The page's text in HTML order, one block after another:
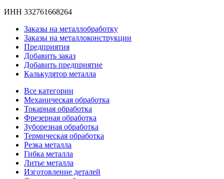
ИНН 332761668264
Заказы на металлобработку
Заказы на металлоконструкции
Предприятия
Добавить заказ
Добавить предприятие
Калькулятор металла
Все категории
Механическая обработка
Токарная обработка
Фрезерная обработка
Зуборезная обработка
Термическая обработка
Резка металла
Гибка металла
Литье металла
Изготовление деталей